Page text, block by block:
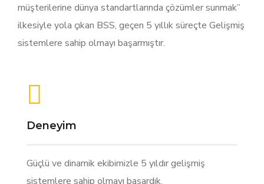
müşterilerine dünya standartlarında çözümler sunmak”
ilkesiyle yola çıkan BSS, geçen 5 yıllık süreçte Gelişmiş
sistemlere sahip olmayı başarmıştır.
Deneyim
Güçlü ve dinamik ekibimizle 5 yıldır gelişmiş
sistemlere sahip olmayı başardık.